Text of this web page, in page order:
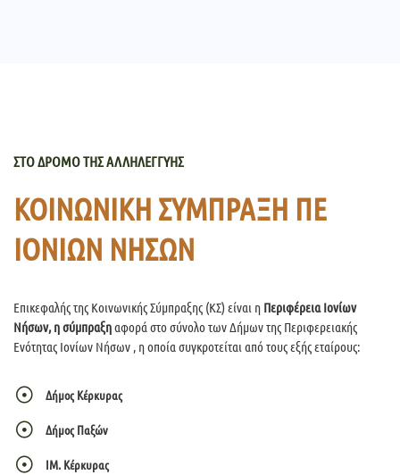
ΣΤΟ ΔΡΟΜΟ ΤΗΣ ΑΛΛΗΛΕΓΓΥΗΣ
ΚΟΙΝΩΝΙΚΗ ΣΥΜΠΡΑΞΗ ΠΕ
ΙΟΝΙΩΝ ΝΗΣΩΝ
Επικεφαλής της Κοινωνικής Σύμπραξης (ΚΣ) είναι η Περιφέρεια Ιονίων
Νήσων, η σύμπραξηαφορά στο σύνολο των Δήμων της Περιφερειακής
Ενότητας Ιονίων Νήσων , η οποία συγκροτείται από τους εξής εταίρους:
Δήμος Κέρκυρας
Δήμος Παξών
ΙΜ. Κέρκυρας